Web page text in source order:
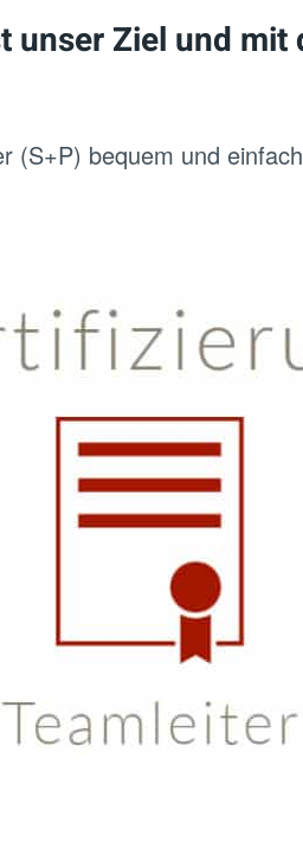
unser Ziel und
(S+P) bequem und